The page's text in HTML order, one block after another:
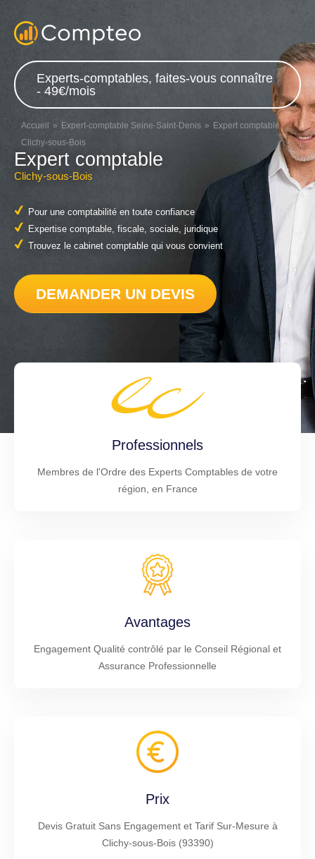
Experts-comptables, faites-vous connaître
- 49€/mois
Accueil Expert-comptable Seine-Saint-Denis
Expert comptable
Clichy-sous-Bois
Expert comptable
Clichy-sous-Bois
Pour une comptabilité en toute confiance
Expertise comptable, fiscale, sociale, juridique
Trouvez le cabinet comptable qui vous convient
DEMANDER UN DEVIS
Professionnels
Membres de l'Ordre des Experts Comptables de votre
région, en France
Avantages
Engagement Qualité contrôlé par le Conseil Régional et
Assurance Professionnelle
Prix
Devis Gratuit Sans Engagement et Tarif Sur-Mesure à
Clichy-sous-Bois (93390)